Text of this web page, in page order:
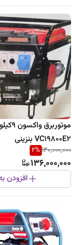
VC19800E2 بنزینی
140,000,000
2%
136,000,000
افزودن